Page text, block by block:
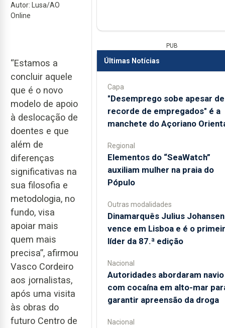
Autor: Lusa/AO
Online
“Estamos a
concluir aquele
que é o novo
modelo de apoio
à deslocação de
doentes e que
além de
diferenças
significativas na
sua filosofia e
metodologia, no
fundo, visa
apoiar mais
quem mais
precisa”, afirmou
Vasco Cordeiro
aos jornalistas,
após uma visita
às obras do
futuro Centro de
PUB
Últimas Notícias
Capa
"Desemprego sobe apesar de
recorde de empregados" é a
manchete do Açoriano
Regional
​Elementos do “SeaWatch”
auxiliam mulher na praia do
Pópulo
Outras modalidades
Dinamarquês Julius Johansen
vence em Lisboa e é o
líder da 87.ª edição
Nacional
Autoridades abordaram navio
com cocaína em alto-mar
garantir apreensão da droga
Nacional